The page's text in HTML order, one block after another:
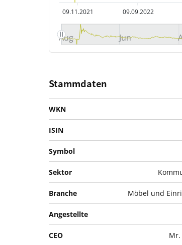
09.11.2021 09.09.2022
Aug Jun
Stammdaten
WKN
ISIN
Symbol
Sektor
Branche Möbel und
Angestellte
CEO